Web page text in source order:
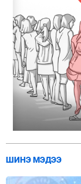
ШИНЭ МЭДЭЭ